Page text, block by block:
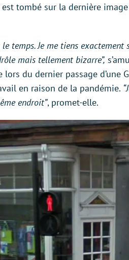
est tombé sur la dernière
le temps. Je me tiens
mais tellement bizarre”,
lors du dernier passage d’une
en raison de la pandémie.
endroit”, promet-elle.